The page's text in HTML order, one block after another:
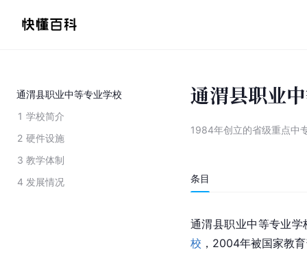
通渭县职业中等专业学校
1 学校简介
2 硬件设施
3 教学体制
4 发展情况
通渭县职业
1984年创立的省级重点中
条目
通渭县职业中等专业
校 ，2004年被国家教